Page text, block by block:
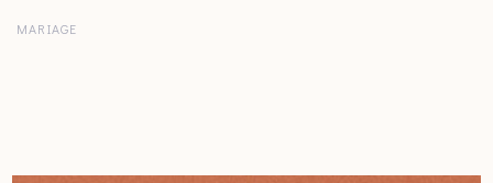
MARIAGE